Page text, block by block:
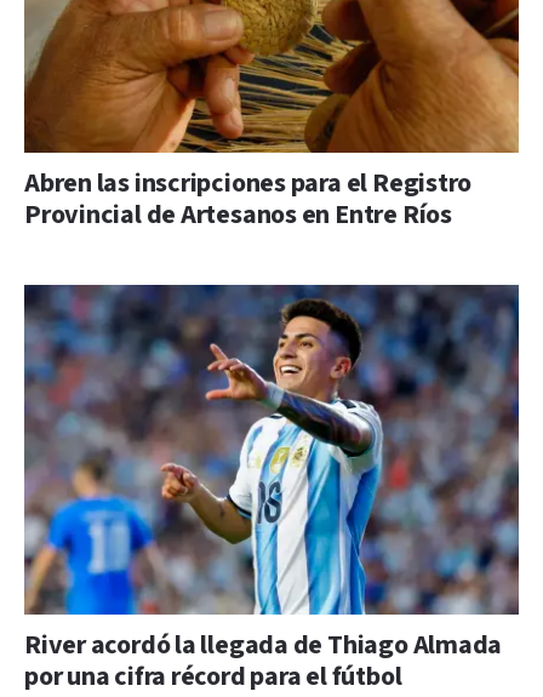
Abren las inscripciones para el Registro
Provincial de Artesanos en Entre Ríos
River acordó la llegada de Thiago Almada
por una cifra récord para el fútbol